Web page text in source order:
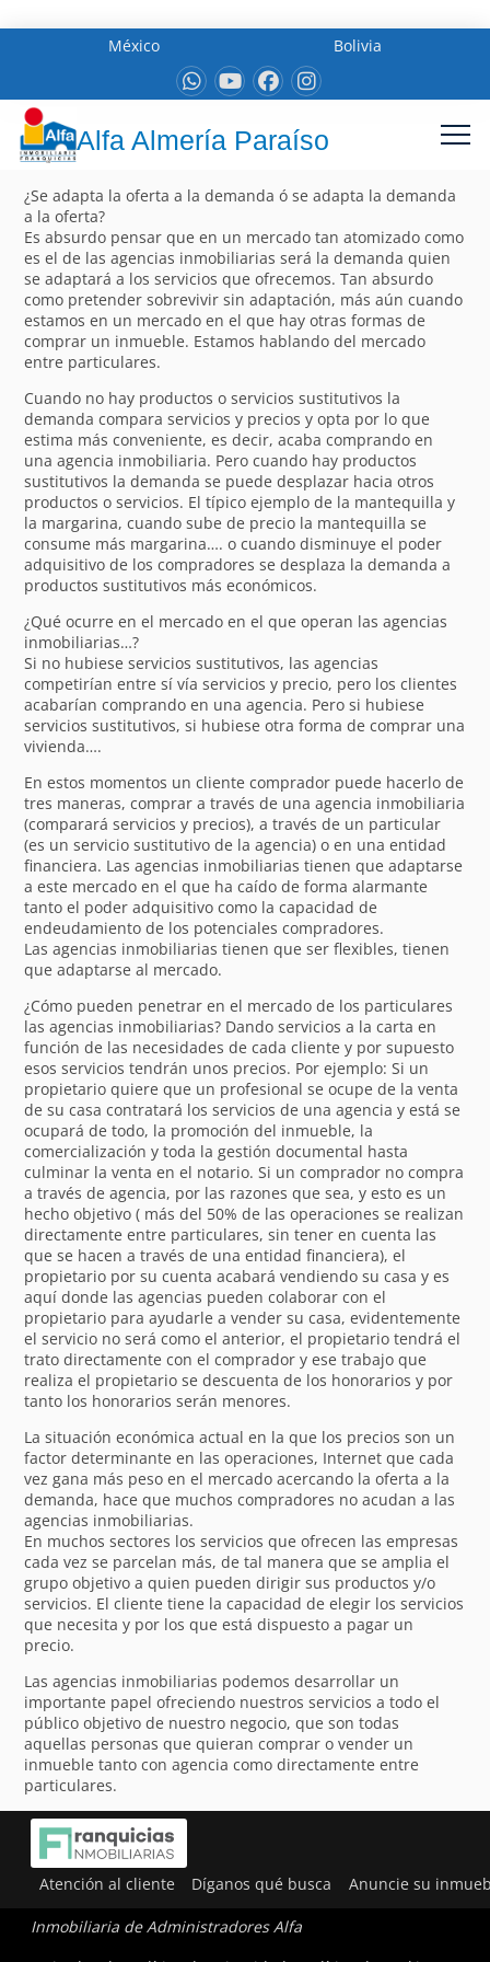
México Bolivia
Alfa Almería Paraíso
¿Se adapta la oferta a la demanda ó se adapta la demanda
a la oferta?
Es absurdo pensar que en un mercado tan atomizado como
es el de las agencias inmobiliarias será la demanda quien
se adaptará a los servicios que ofrecemos. Tan absurdo
como pretender sobrevivir sin adaptación, más aún cuando
estamos en un mercado en el que hay otras formas de
comprar un inmueble. Estamos hablando del mercado
entre particulares.
Cuando no hay productos o servicios sustitutivos la
demanda compara servicios y precios y opta por lo que
estima más conveniente, es decir, acaba comprando en
una agencia inmobiliaria. Pero cuando hay productos
sustitutivos la demanda se puede desplazar hacia otros
productos o servicios. El típico ejemplo de la mantequilla y
la margarina, cuando sube de precio la mantequilla se
consume más margarina…. o cuando disminuye el poder
adquisitivo de los compradores se desplaza la demanda a
productos sustitutivos más económicos.
¿Qué ocurre en el mercado en el que operan las agencias
inmobiliarias…?
Si no hubiese servicios sustitutivos, las agencias
competirían entre sí vía servicios y precio, pero los clientes
acabarían comprando en una agencia. Pero si hubiese
servicios sustitutivos, si hubiese otra forma de comprar una
vivienda….
En estos momentos un cliente comprador puede hacerlo de
tres maneras, comprar a través de una agencia inmobiliaria
(comparará servicios y precios), a través de un particular
(es un servicio sustitutivo de la agencia) o en una entidad
financiera. Las agencias inmobiliarias tienen que adaptarse
a este mercado en el que ha caído de forma alarmante
tanto el poder adquisitivo como la capacidad de
endeudamiento de los potenciales compradores.
Las agencias inmobiliarias tienen que ser flexibles, tienen
que adaptarse al mercado.
¿Cómo pueden penetrar en el mercado de los particulares
las agencias inmobiliarias? Dando servicios a la carta en
función de las necesidades de cada cliente y por supuesto
esos servicios tendrán unos precios. Por ejemplo: Si un
propietario quiere que un profesional se ocupe de la venta
de su casa contratará los servicios de una agencia y está se
ocupará de todo, la promoción del inmueble, la
comercialización y toda la gestión documental hasta
culminar la venta en el notario. Si un comprador no compra
a través de agencia, por las razones que sea, y esto es un
hecho objetivo ( más del 50% de las operaciones se realizan
directamente entre particulares, sin tener en cuenta las
que se hacen a través de una entidad financiera), el
propietario por su cuenta acabará vendiendo su casa y es
aquí donde las agencias pueden colaborar con el
propietario para ayudarle a vender su casa, evidentemente
el servicio no será como el anterior, el propietario tendrá el
trato directamente con el comprador y ese trabajo que
realiza el propietario se descuenta de los honorarios y por
tanto los honorarios serán menores.
La situación económica actual en la que los precios son un
factor determinante en las operaciones, Internet que cada
vez gana más peso en el mercado acercando la oferta a la
demanda, hace que muchos compradores no acudan a las
agencias inmobiliarias.
En muchos sectores los servicios que ofrecen las empresas
cada vez se parcelan más, de tal manera que se amplia el
grupo objetivo a quien pueden dirigir sus productos y/o
servicios. El cliente tiene la capacidad de elegir los servicios
que necesita y por los que está dispuesto a pagar un
precio.
Las agencias inmobiliarias podemos desarrollar un
importante papel ofreciendo nuestros servicios a todo el
público objetivo de nuestro negocio, que son todas
aquellas personas que quieran comprar o vender un
inmueble tanto con agencia como directamente entre
particulares.
Atención al cliente Díganos qué busca Anuncie su
Inmobiliaria de Administradores Alfa
Utilizamos cookies para ofrecerte la mejor experiencia en
nuestra web.
Puedes aprender más sobre qué cookies utilizamos o